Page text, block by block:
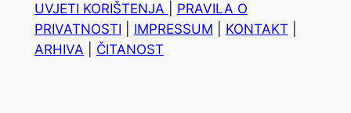
UVJETI KORIŠTENJA
PRAVILA O
PRIVATNOSTI
IMPRESSUM KONTAKT
ARHIVA
ČITANOST